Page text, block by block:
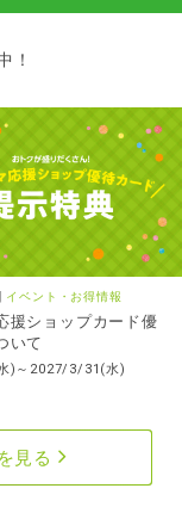
！
イベント・お得情報
援ショップカード優
いて
)～2027/3/31(水)
見る